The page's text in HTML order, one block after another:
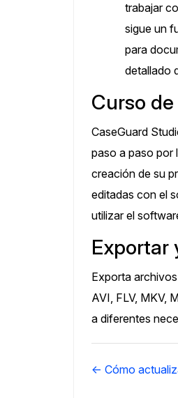
trabajar
sigue un
para
detallado
Curso
CaseGuard
paso a paso por
creación de su
editadas con el
utilizar el
Exportar
Exporta
AVI, FLV, MKV,
a diferentes
Navegación
← Cómo